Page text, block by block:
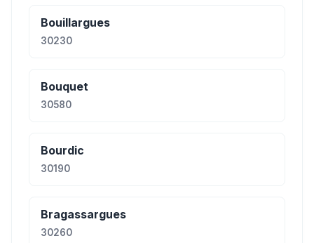
Bouillargues
30230
Bouquet
30580
Bourdic
30190
Bragassargues
30260